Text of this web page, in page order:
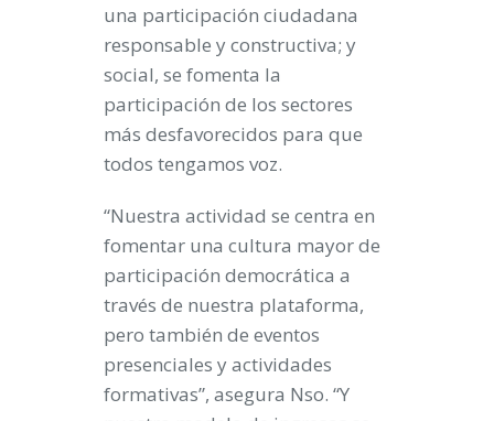
una participación ciudadana
responsable y constructiva; y
social, se fomenta la
participación de los sectores
más desfavorecidos para que
todos tengamos voz.
“Nuestra actividad se centra en
fomentar una cultura mayor de
participación democrática a
través de nuestra plataforma,
pero también de eventos
presenciales y actividades
formativas”, asegura Nso. “Y